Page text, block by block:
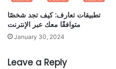
تطبيقات تعارف: كيف تجد شخصًا
متوافقًا معك عبر الإنترنت
January 30, 2024
Leave a Reply